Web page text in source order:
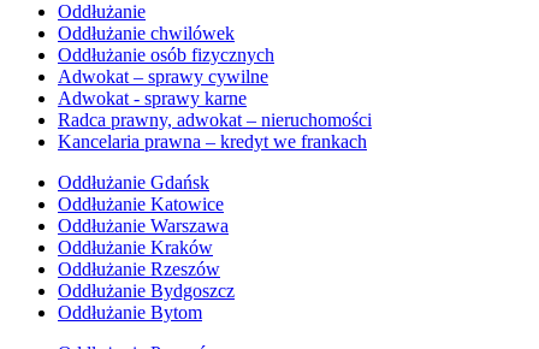
Oddłużanie
Oddłużanie chwilówek
Oddłużanie osób fizycznych
Adwokat – sprawy cywilne
Adwokat - sprawy karne
Radca prawny, adwokat – nieruchomości
Kancelaria prawna – kredyt we frankach
Oddłużanie Gdańsk
Oddłużanie Katowice
Oddłużanie Warszawa
Oddłużanie Kraków
Oddłużanie Rzeszów
Oddłużanie Bydgoszcz
Oddłużanie Bytom